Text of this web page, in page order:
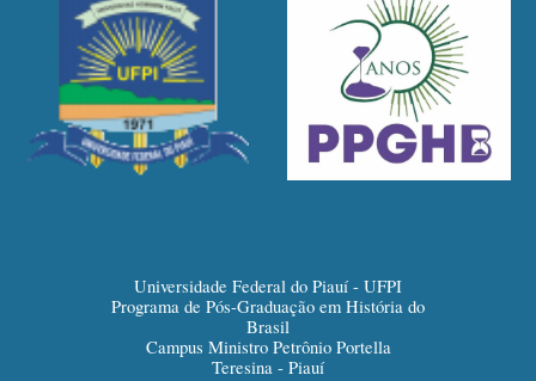
Universidade Federal do Piauí - UFPI
Programa de Pós-Graduação em História do
Brasil
Campus Ministro Petrônio Portella
Teresina - Piauí